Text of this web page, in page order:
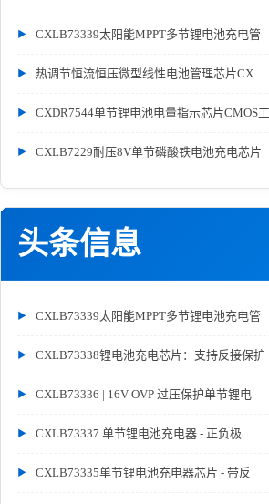
CXLB73339太阳能MPPT多节锂电池充电管
热调节恒流恒压微型线性电池管理芯片CX
CXDR7544单节锂电池电量指示芯片CMOS工
CXLB7229耐压8V单节磷酸铁电池充电芯片
头条信息
CXLB73339太阳能MPPT多节锂电池充电管
CXLB73338锂电池充电芯片：支持反接保护
CXLB73336 | 16V OVP 过压保护单节锂电
CXLB73337 单节锂电池充电器 - 正负极
CXLB73335单节锂电池充电器芯片 - 带反